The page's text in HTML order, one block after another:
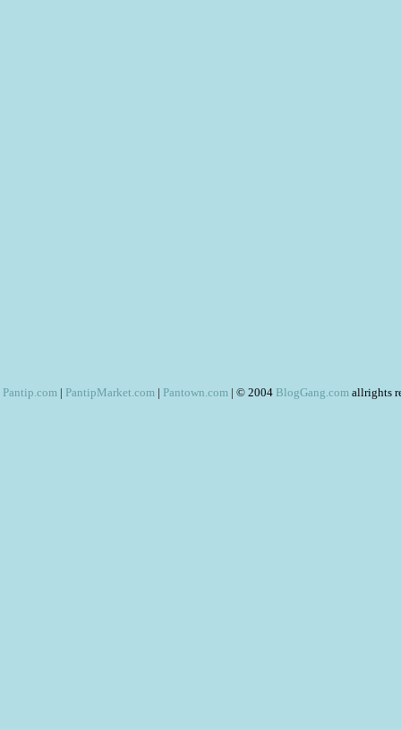
Pantip.com | PantipMarket.com | Pantown.com | © 2004 BlogGang.com allrights